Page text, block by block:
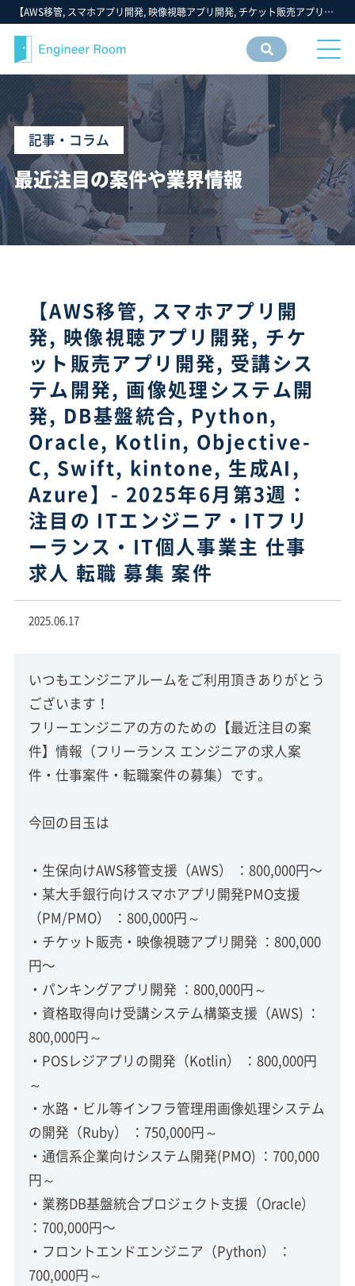
【AWS移管, スマホアプリ開発, 映像視聴アプリ開発, チケット販売アプリ開発, 受講システム開発, 画像処理システム開発, DB基盤統合, Python, Oracle, Kotlin, Objective-C, Swift, kintone, 生成AI, Azure】- 2025年6月第3週：注目の ITエンジニア・ITフリーランス・IT個人事業主 仕事 求人 転職 募集 案件 - フリーエンジニア IT 案件 求人【エンジニアルーム】ITフリーランス ITエンジニア IT個人事業主 仕事 転職 募集
記事・コラム
最近注目の案件や業界情報
【AWS移管, スマホアプリ開
発, 映像視聴アプリ開発, チケ
ット販売アプリ開発, 受講シス
テム開発, 画像処理システム開
発, DB基盤統合, Python,
Oracle, Kotlin, Objective-
C, Swift, kintone, 生成AI,
Azure】- 2025年6月第3週：
注目の ITエンジニア・ITフリ
ーランス・IT個人事業主 仕事
求人 転職 募集 案件
2025.06.17
いつもエンジニアルームをご利用頂きありがとう
ございます！
フリーエンジニアの方のための【最近注目の案
件】情報（フリーランス エンジニアの求人案
件・仕事案件・転職案件の募集）です。
今回の目玉は
・生保向けAWS移管支援（AWS） ：800,000円〜
・某大手銀行向けスマホアプリ開発PMO支援
（PM/PMO） ：800,000円～
・チケット販売・映像視聴アプリ開発 ：800,000
円〜
・パンキングアプリ開発 ：800,000円～
・資格取得向け受講システム構築支援（AWS) ：
800,000円～
・POSレジアプリの開発（Kotlin） ：800,000円
～
・水路・ビル等インフラ管理用画像処理システム
の開発（Ruby） ：750,000円～
・通信系企業向けシステム開発(PMO) ：700,000
円～
・業務DB基盤統合プロジェクト支援（Oracle）
：700,000円〜
・フロントエンドエンジニア（Python） ：
700,000円～